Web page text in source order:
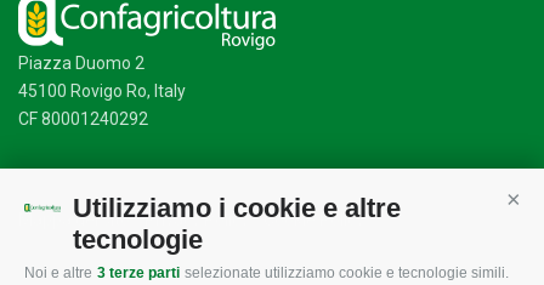
Utilizziamo i cookie e altre
tecnologie
Noi e altre 3 terze parti selezionate utilizziamo cookie e tecnologie simili.
Piazza Duomo 2
45100 Rovigo Ro, Italy
CF 80001240292
Mappa del sito/Privacy Policy/Cookie Policy